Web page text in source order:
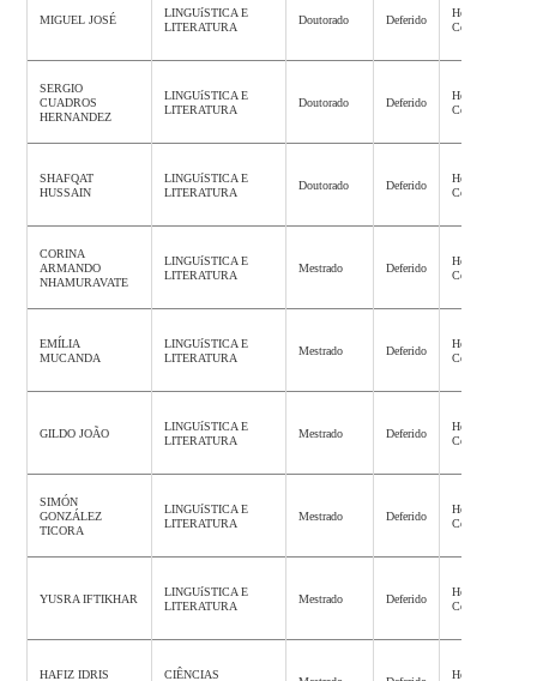
MIGUEL JOSÉ
LINGUíSTICA E
LITERATURA
Doutorado Deferido
Homologação
Concluída
SERGIO
CUADROS
HERNANDEZ
LINGUíSTICA E
LITERATURA
Doutorado Deferido
Homologação
Concluída
SHAFQAT
HUSSAIN
LINGUíSTICA E
LITERATURA
Doutorado Deferido
Homologação
Concluída
CORINA
ARMANDO
NHAMURAVATE
LINGUíSTICA E
LITERATURA
Mestrado Deferido
Homologação
Concluída
EMÍLIA
MUCANDA
LINGUíSTICA E
LITERATURA
Mestrado Deferido
Homologação
Concluída
GILDO JOÃO
LINGUíSTICA E
LITERATURA
Mestrado Deferido
Homologação
Concluída
SIMÓN
GONZÁLEZ
TICORA
LINGUíSTICA E
LITERATURA
Mestrado Deferido
Homologação
Concluída
YUSRA IFTIKHAR
LINGUíSTICA E
LITERATURA
Mestrado Deferido
Homologação
Concluída
HAFIZ IDRIS CIÊNCIAS Homologação